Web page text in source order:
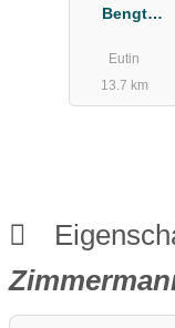
Bengt
Eutin
13.7 km